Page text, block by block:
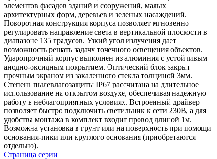
элементов фасадов зданий и сооружений, малых
архитектурных форм, деревьев и зеленых насаждений.
Поворотная конструкция корпуса позволяет мгновенно
регулировать направление света в вертикальной плоскости в
диапазоне 135 градусов. Узкий угол излучения дает
возможность решать задачу точечного освещения объектов.
Ударопрочный корпус выполнен из алюминия с устойчивым
анодно-оксидным покрытием. Оптический блок закрыт
прочным экраном из закаленного стекла толщиной 3мм.
Степень пылевлагозащиты IP67 рассчитана на длительное
использование на открытом воздухе, обеспечивая надежную
работу в неблагоприятных условиях. Встроенный драйвер
позволяет быстро подключить светильник к сети 230В, а для
удобства монтажа в комплект входит провод длиной 1м.
Возможна установка в грунт или на поверхность при помощи
основания-пики или круглого основания (приобретаются
отдельно).
Страница серии